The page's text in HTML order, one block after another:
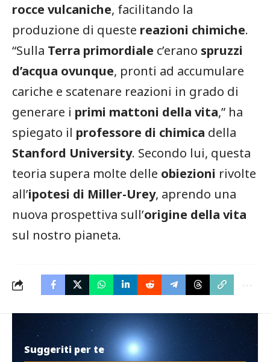
rocce vulcaniche, facilitando la
produzione di queste reazioni chimiche.
“Sulla Terra primordiale c’erano spruzzi
d’acqua ovunque, pronti ad accumulare
cariche e scatenare reazioni in grado di
generare i primi mattoni della vita,” ha
spiegato il professore di chimica della
Stanford University. Secondo lui, questa
teoria supera molte delle obiezioni rivolte
all’ipotesi di Miller-Urey, aprendo una
nuova prospettiva sull’origine della vita
sul nostro pianeta.
Suggeriti per te